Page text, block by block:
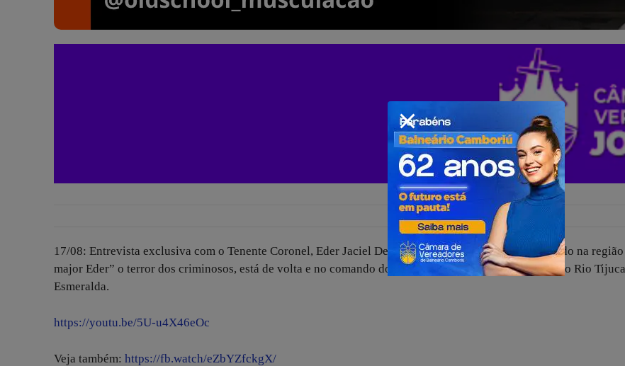
17/08: Entrevista exclusiva com o Tenente Coronel, Eder Jaciel De Souza Oliveira, que ficou conhecido na
major Eder” o terror dos criminosos, está de volta e no comando do 31º Batalhão que compõem Vale do Rio
Esmeralda.
https://youtu.be/5U-u4X46eOc
Veja também: https://fb.watch/eZbYZfckgX/